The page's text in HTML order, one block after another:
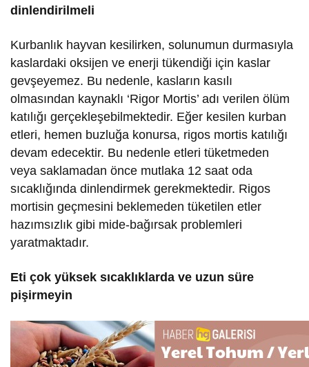
dinlendirilmeli
Kurbanlık hayvan kesilirken, solunumun durmasıyla
kaslardaki oksijen ve enerji tükendiği için kaslar
gevşeyemez. Bu nedenle, kasların kasılı
olmasından kaynaklı ‘Rigor Mortis’ adı verilen ölüm
katılığı gerçekleşebilmektedir. Eğer kesilen kurban
etleri, hemen buzluğa konursa, rigos mortis katılığı
devam edecektir. Bu nedenle etleri tüketmeden
veya saklamadan önce mutlaka 12 saat oda
sıcaklığında dinlendirmek gerekmektedir. Rigos
mortisin geçmesini beklemeden tüketilen etler
hazımsızlık gibi mide-bağırsak problemleri
yaratmaktadır.
Eti çok yüksek sıcaklıklarda ve uzun süre
pişirmeyin